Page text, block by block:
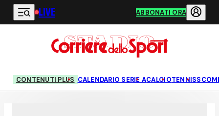
Vai al contenuto principale
LIVE ABBONATI ORA
CONTENUTI PLUS CALENDARIO SERIE ACALCIOTENNIS